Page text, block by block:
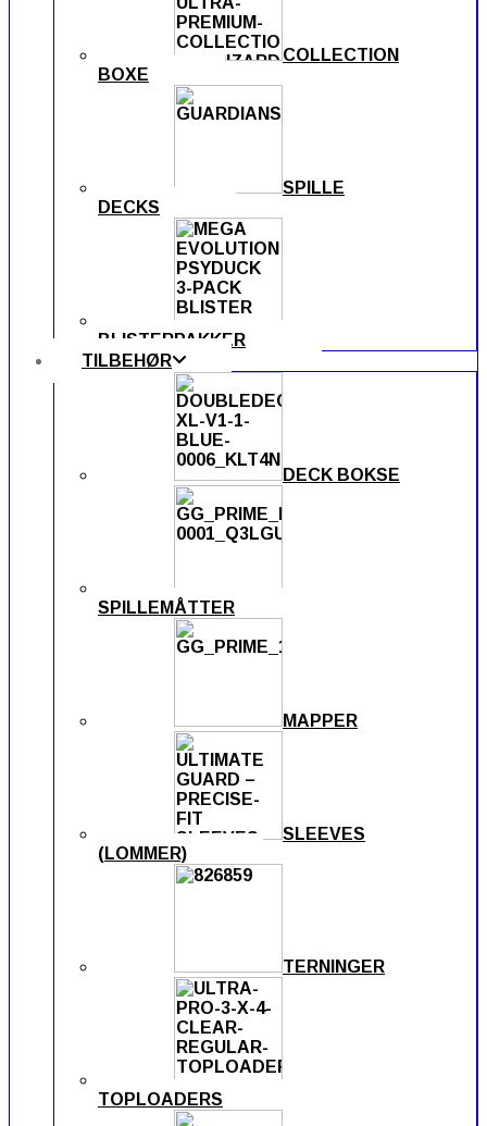
COLLECTION
BOXE
SPILLE
DECKS
BLISTERPAKKER
TILBEHØR
DECK BOKSE
SPILLEMÅTTER
MAPPER
SLEEVES
(LOMMER)
TERNINGER
TOPLOADERS